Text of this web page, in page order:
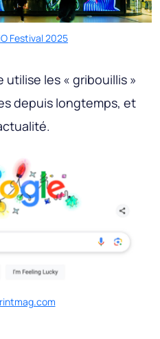
Festival 2025
utilise les « gribouillis »
depuis longtemps, et